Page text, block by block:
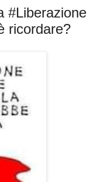
#Liberazione
ricordare?